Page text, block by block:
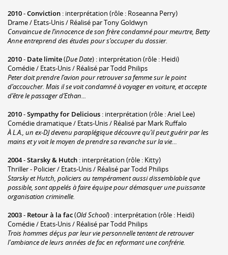
2010-Conviction : interprétation (rôle : Roseanna Perry)
Drame / Etats-Unis / Réalisé par Tony Goldwyn
Convaincue de l’innocence de son frère condamné pour meurtre, Betty
Anne entreprend des études pour s’occuper du dossier.
2010- Date limite(Due Date) : interprétation (rôle : Heidi)
Comédie / Etats-Unis / Réalisé par Todd Philips
Peter doit prendre l’avion pour retrouver sa femme sur le point
d’accoucher. Mais il se voit condamné à voyager en voiture, et accepte
d’être le passager d’Ethan...
2010-Sympathy for Delicious : interprétation (rôle : Ariel Lee)
Comédie dramatique / Etats-Unis / Réalisé par Mark Ruffalo
À L.A., un ex-DJ devenu paraplégique découvre qu’il peut guérir par les
mains et y voit le moyen de prendre sa revanche sur la vie…
2004-Starsky & Hutch : interprétation (rôle : Kitty)
Thriller - Policier / Etats-Unis / Réalisé par Todd Philips
Starsky et Hutch, policiers au tempérament aussi dissemblable que
possible, sont appelés à faire équipe pour démasquer une puissante
organisation criminelle.
2003- Retour à la fac(Old School) : interprétation (rôle : Heidi)
Comédie / Etats-Unis / Réalisé par Todd Philips
Trois hommes déçus par leur vie personnelle tentent de retrouver
l'ambiance de leurs années de fac en reformant une confrérie.